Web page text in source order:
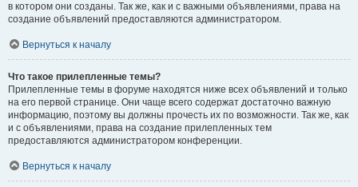
в котором они созданы. Так же, как и с важными объявлениями, права на
создание объявлений предоставляются администратором.
Вернуться к началу
Что такое прилепленные темы?
Прилепленные темы в форуме находятся ниже всех объявлений и только
на его первой странице. Они чаще всего содержат достаточно важную
информацию, поэтому вы должны прочесть их по возможности. Так же, как
и с объявлениями, права на создание прилепленных тем
предоставляются администратором конференции.
Вернуться к началу